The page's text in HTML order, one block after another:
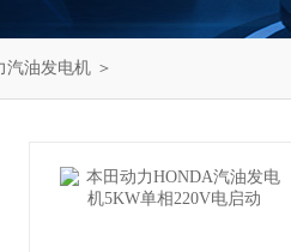
汽油发电机 ＞